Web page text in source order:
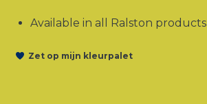
Available in all Ralston products
Zet op mijn kleurpalet